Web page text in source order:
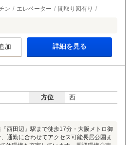
ン エレベーター 間取り図有り
加 詳細を見る
方位 西
西田辺』駅まで徒歩17分・大阪メトロ御
通勤に合わせてアクセス可能長居公園ま